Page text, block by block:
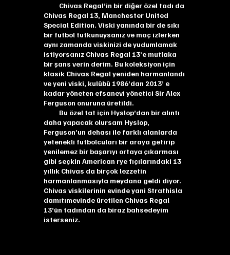
Chivas Regal’in bir diğer özel tadı da
Chivas Regal 13, Manchester United
Special Edition. Viski yanında bir de sıkı
bir futbol tutkunuysanız ve maç izlerken
aynı zamanda viskinizi de yudumlamak
istiyorsanız Chivas Regal 13’e mutlaka
bir şans verin derim. Bu koleksiyon için
klasik Chivas Regal yeniden harmanlandı
ve yeni viski, kulübü 1986’dan 2013’ e
kadar yöneten efsanevi yönetici Sir Alex
Ferguson onuruna üretildi.
Bu özel tat için Hyslop’dan bir alıntı
daha yapacak olursam Hyslop,
Ferguson’un dehası ile farklı alanlarda
yetenekli futbolcuları bir araya getirip
yenilemez bir başarıyı ortaya çıkarması
gibi seçkin American rye fıçılarındaki 13
yıllık Chivas da birçok lezzetin
harmanlanmasıyla meydana geldi diyor.
Chivas viskilerinin evinde yani Strathisla
damıtımevinde üretilen Chivas Regal
13’ün tadından da biraz bahsedeyim
isterseniz.